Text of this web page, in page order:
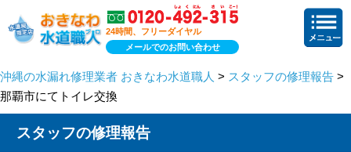
24時間、フリーダイヤル
メールでのお問い合わせ
沖縄の水漏れ修理業者 おきなわ水道職人 > スタッフの修理報告 >
那覇市にてトイレ交換
スタッフの修理報告